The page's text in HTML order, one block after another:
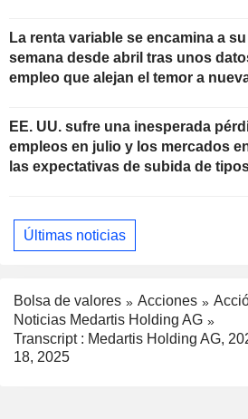
La renta variable se encamina a
semana desde abril tras unos
empleo que alejan el temor a
EE. UU. sufre una inesperada
empleos en julio y los mercados
las expectativas de subida de
Últimas noticias
Bolsa de valores Acciones
Noticias Medartis Holding AG
Transcript : Medartis Holding AG,
18, 2025